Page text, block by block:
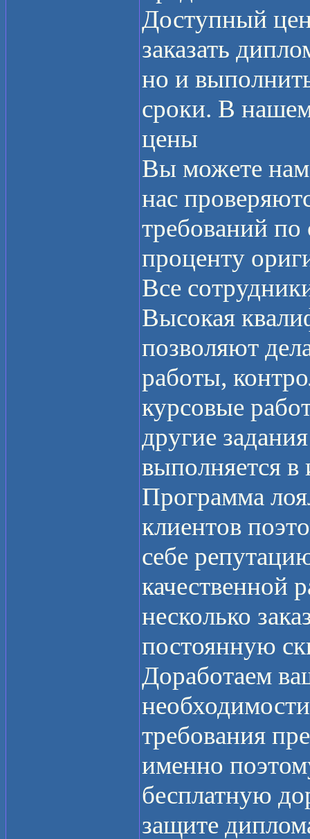
Доступный
заказать
но и
сроки. В
цены
Вы можете нам
нас
требований
проценту
Все
Высокая
позволяют
работы,
курсовые
другие
выполняется
Программа
клиентов
себе
качественной
несколько
постоянную
Доработаем
требования
именно
бесплатную
защите